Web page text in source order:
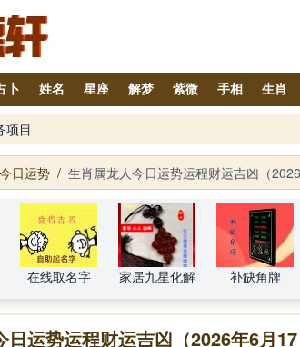
卜 姓名 星座 解梦 紫微 手相 生肖
项目
日运势 / 生肖属龙人今日运势运程财运吉凶（
在线取名字 家居九星化解 补缺角牌
日运势运程财运吉凶（2026年6月